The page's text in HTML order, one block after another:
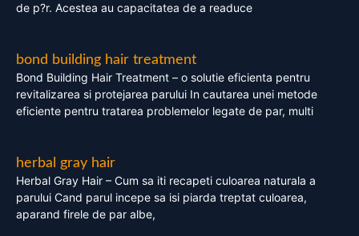
de p?r. Acestea au capacitatea de a readuce
bond building hair treatment
Bond Building Hair Treatment – o solutie eficienta pentru
revitalizarea si protejarea parului In cautarea unei metode
eficiente pentru tratarea problemelor legate de par, multi
herbal gray hair
Herbal Gray Hair – Cum sa iti recapeti culoarea naturala a
parului Cand parul incepe sa isi piarda treptat culoarea,
aparand firele de par albe,